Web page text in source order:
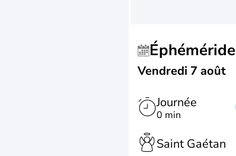
Éphéméride
Vendredi 7 août
Journée
0 min
Saint Gaétan